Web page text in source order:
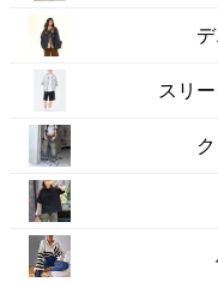
スリ